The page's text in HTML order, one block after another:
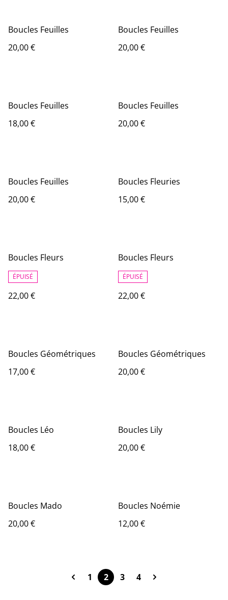
Boucles Feuilles
20,00 €
Boucles Feuilles
20,00 €
Boucles Feuilles
18,00 €
Boucles Feuilles
20,00 €
Boucles Feuilles
20,00 €
Boucles Fleuries
15,00 €
Boucles Fleurs
ÉPUISÉ
22,00 €
Boucles Fleurs
ÉPUISÉ
22,00 €
Boucles Géométriques
17,00 €
Boucles Géométriques
20,00 €
Boucles Léo
18,00 €
Boucles Lily
20,00 €
Boucles Mado
20,00 €
Boucles Noémie
12,00 €
1 2 3 4